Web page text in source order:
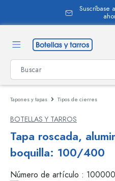
Suscríbase
Tapones y tapas Tipos de cierres
BOTELLAS Y TARROS
Tapa roscada,
boquilla: 100/400
Número de artículo :